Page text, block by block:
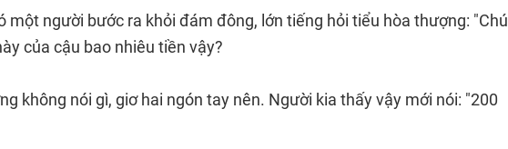
một người bước ra khỏi đám đông, lớn tiếng hỏi tiểu hòa thượng: "Chú
của cậu bao nhiêu tiền vậy?
không nói gì, giơ hai ngón tay nên. Người kia thấy vậy mới nói: "200